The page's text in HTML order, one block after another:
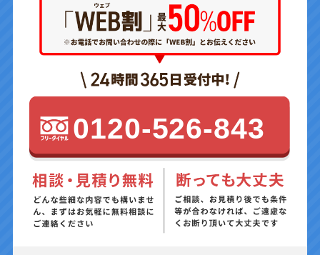
0120-526-843